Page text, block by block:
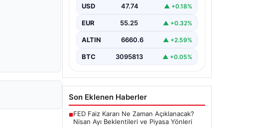
USD 47.74 ▲ +0.18%
EUR 55.25 ▲ +0.32%
ALTIN 6660.6 ▲ +2.59%
BTC 3095813 ▲ +0.05%
Son Eklenen Haberler
■FED Faiz Kararı Ne Zaman Açıklanacak?
Nisan Ayı Beklentileri ve Piyasa Yönleri